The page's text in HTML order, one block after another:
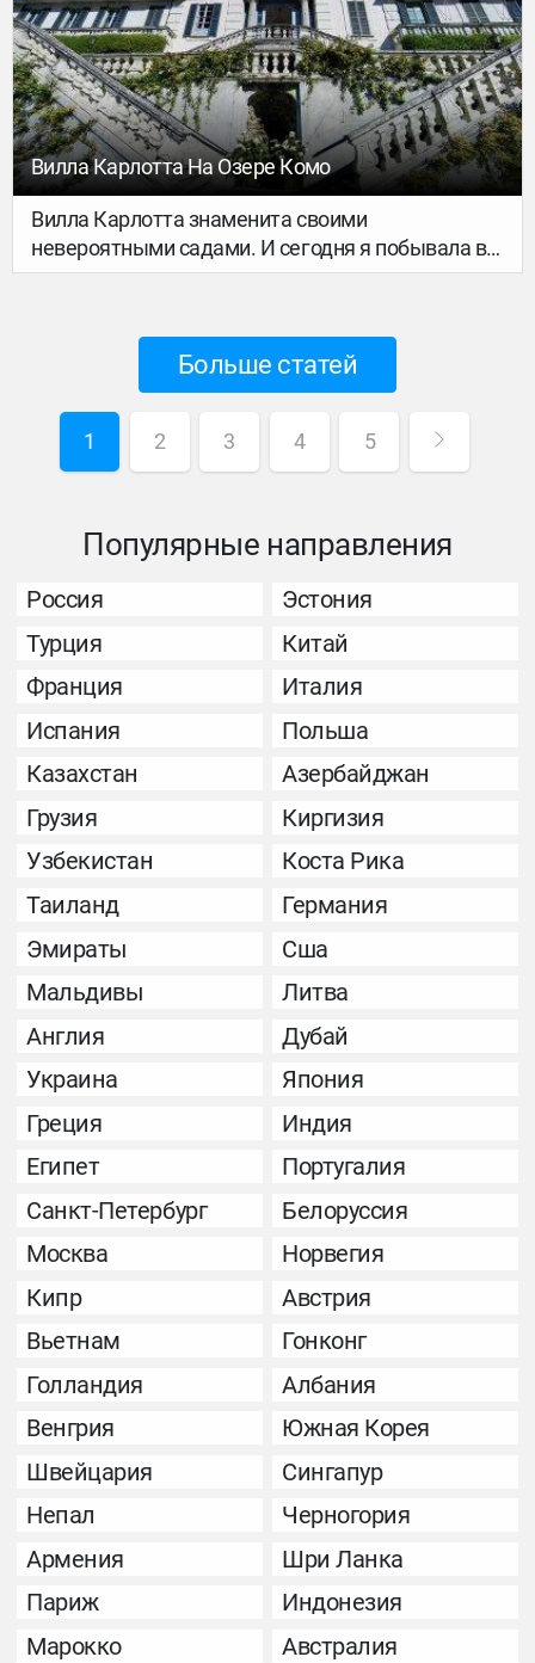
муки выбора: рассказываем, куда ехать за
пляжным отдыхом, куда – за серфингом, а куда
– за лучшими маршрутами для хайкинга.
Вилла Карлотта На Озере Комо
Вилла Карлотта знаменита своими
невероятными садами. И сегодня я побывала в
настоящем королевстве цветов. Глицинии,
заросли бамбука, водопады и многовековые
сосны и кедры… Бродить по такому саду можно
часами. Жаль, невозможно передать
фотографиями пение птиц и запахи.
Больше статей
1 2 3 4 5
Популярные направления
Россия
Эстония
Турция
Китай
Франция
Италия
Испания
Польша
Казахстан
Азербайджан
Грузия
Киргизия
Узбекистан
Коста Рика
Таиланд
Германия
Эмираты
Сша
Мальдивы
Литва
Англия
Дубай
Украина
Япония
Греция
Индия
Египет
Португалия
Санкт-Петербург
Белоруссия
Москва
Норвегия
Кипр
Австрия
Вьетнам
Гонконг
Голландия
Албания
Венгрия
Южная Корея
Швейцария
Сингапур
Непал
Черногория
Армения
Шри Ланка
Париж
Индонезия
Марокко
Австралия